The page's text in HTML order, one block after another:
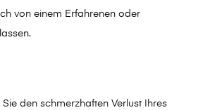
von einem Erfahrenen oder
Sie den schmerzhaften Verlust Ihres